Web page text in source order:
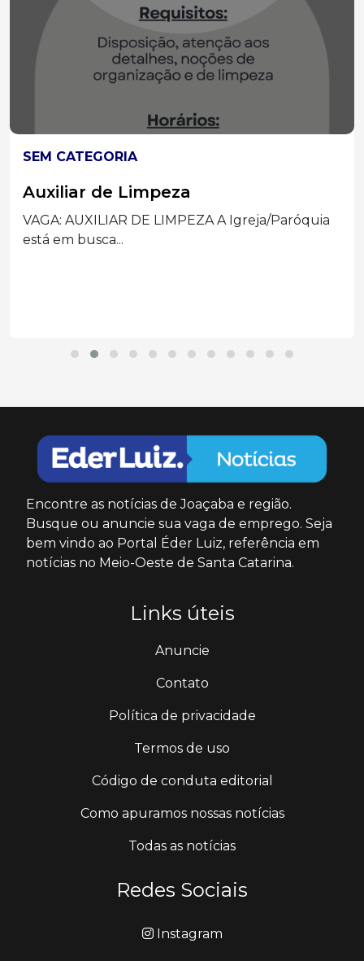
SEM CATEGORIA
Auxiliar de Limpeza
VAGA: AUXILIAR DE LIMPEZA A Igreja/Paróquia
está em busca...
Encontre as notícias de Joaçaba e região.
Busque ou anuncie sua vaga de emprego. Seja
bem vindo ao Portal Éder Luiz, referência em
notícias no Meio-Oeste de Santa Catarina.
Links úteis
Anuncie
Contato
Política de privacidade
Termos de uso
Código de conduta editorial
Como apuramos nossas notícias
Todas as notícias
Redes Sociais
Instagram